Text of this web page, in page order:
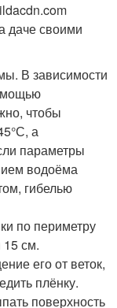
даче своими
В зависимости
чтобы
а
параметры
водоёма
гибелью
по периметру
15 см.
его от веток,
плёнку.
поверхность